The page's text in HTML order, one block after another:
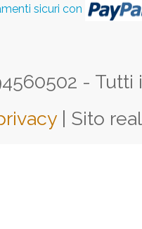
sicuri con
-
| Sito